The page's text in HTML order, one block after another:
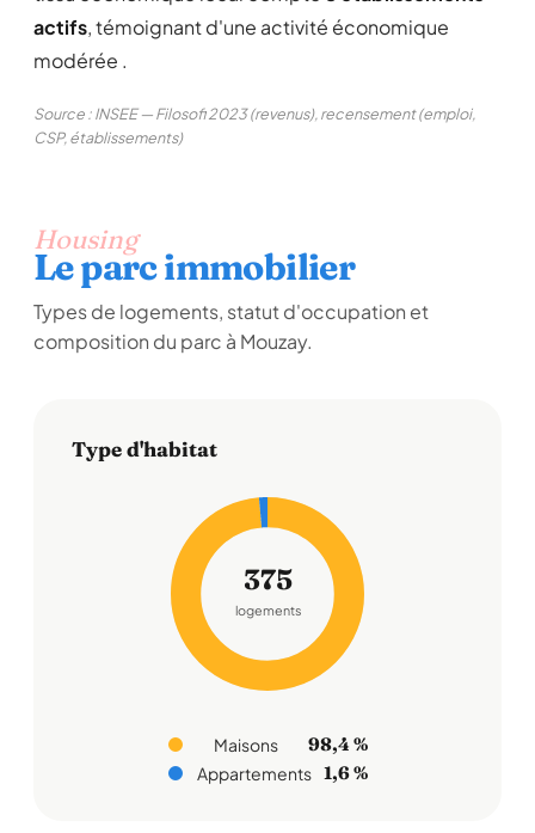
actifs, témoignant d'une activité économique
modérée .
Source : INSEE — Filosofi 2023 (revenus), recensement (emploi,
CSP, établissements)
Housing
Le parc immobilier
Types de logements, statut d'occupation et
composition du parc à Mouzay.
Type d'habitat
375
logements
Maisons 98,4 %
Appartements 1,6 %